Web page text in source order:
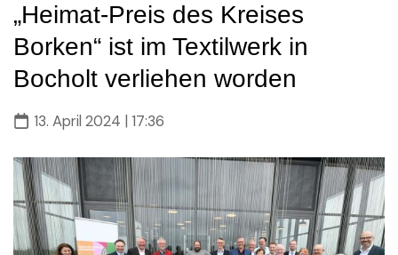
„Heimat-Preis des Kreises
Borken“ ist im Textilwerk in
Bocholt verliehen worden
13. April 2024 | 17:36